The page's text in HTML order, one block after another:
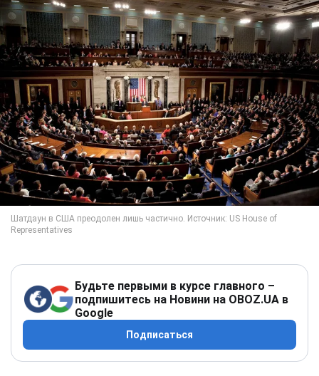
Будьте первыми в курсе главного –
подпишитесь на Новини на OBOZ.UA в
Google
Подписаться